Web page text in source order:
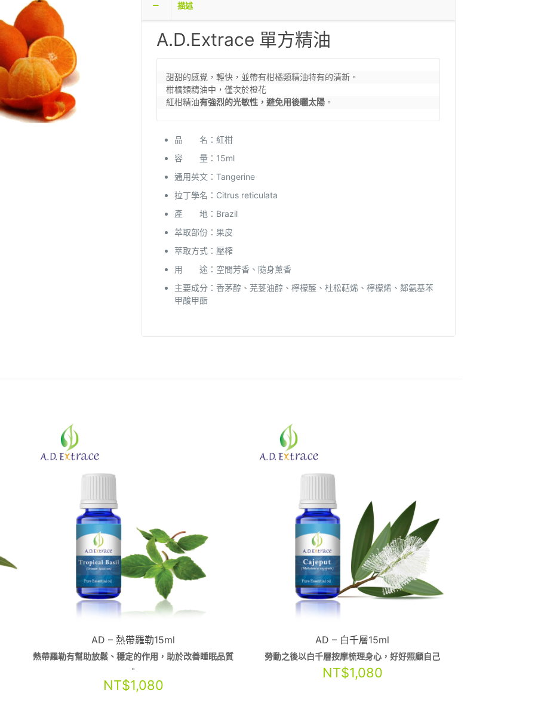
描述
A.D.Extrace 單方精油
甜甜的感覺，輕快，並帶有柑橘類精油特有的清新。
柑橘類精油中，僅次於橙花
紅柑精油有強烈的光敏性，避免用後曬太陽。
品 名：紅柑
容 量：15ml
通用英文：Tangerine
拉丁學名：Citrus reticulata
產 地：Brazil
萃取部份：果皮
萃取方式：壓榨
用 途：空間芳香、隨身薰香
主要成分：香茅醇、芫荽油醇、檸檬醛、杜松萜烯、檸檬烯、鄰氨基苯
甲酸甲酯
AD – 熱帶羅勒15ml
熱帶羅勒有幫助放鬆、穩定的作用，助於改善睡眠品質
。
NT$1,080
AD – 白千層15ml
勞動之後以白千層按摩梳理身心，好好照顧自己
NT$1,080